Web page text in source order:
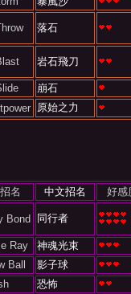
落石
岩石飛刀
崩石
原始之力
名 中文招名 好感
Bond 同行者
Ray
神魂光束
Ball
影子球
恐怖